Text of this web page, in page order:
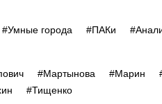
#Умные города #ПАКи
#Мартынова #Марин
#Тищенко